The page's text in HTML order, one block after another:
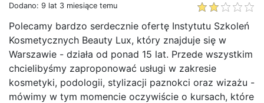
Dodano: 9 lat 3 miesiące temu
Polecamy bardzo serdecznie ofertę Instytutu Szkoleń
Kosmetycznych Beauty Lux, który znajduje się w
Warszawie - działa od ponad 15 lat. Przede wszystkim
chcielibyśmy zaproponować usługi w zakresie
kosmetyki, podologii, stylizacji paznokci oraz wizażu -
mówimy w tym momencie oczywiście o kursach, które